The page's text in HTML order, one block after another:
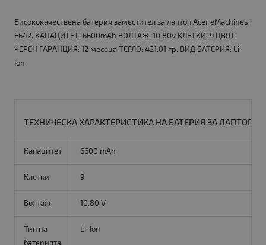
Висококачествена батерия заместител за лаптоп Acer eMachines
E642. КАПАЦИТЕТ: 6600mAh ВОЛТАЖ: 10.80v КЛЕТКИ: 9 ЦВЯТ:
ЧЕРЕН ГАРАНЦИЯ: 12 месеца ТЕГЛО: 421.01 гр. ВИД БАТЕРИЯ: Li-
Ion
ТЕХНИЧЕСКА ХАРАКТЕРИСТИКА НА БАТЕРИЯ ЗА ЛАПТОП
Капацитет 6600 mAh
Клетки 9
Волтаж 10.80 V
Тип на
батерията
Li-Ion